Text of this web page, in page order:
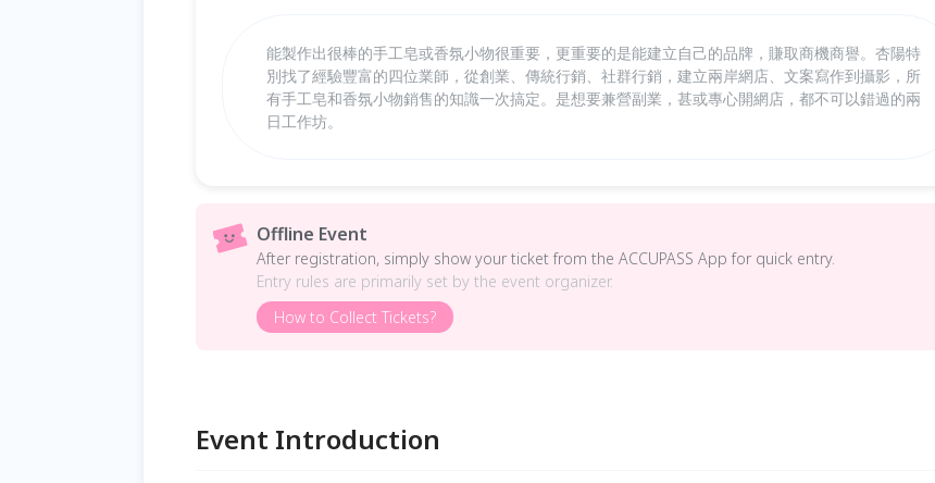
能製作出很棒的手工皂或香氛小物很重要，更重要的是能建立自己的品牌，賺取商機商譽。杏陽特
別找了經驗豐富的四位業師，從創業、傳統行銷、社群行銷，建立兩岸網店、文案寫作到攝影，所
有手工皂和香氛小物銷售的知識一次搞定。是想要兼營副業，甚或專心開網店，都不可以錯過的兩
日工作坊。
Offline Event
After registration, simply show your ticket from the ACCUPASS App for quick entry.
Entry rules are primarily set by the event organizer.
How to Collect Tickets?
Event Introduction